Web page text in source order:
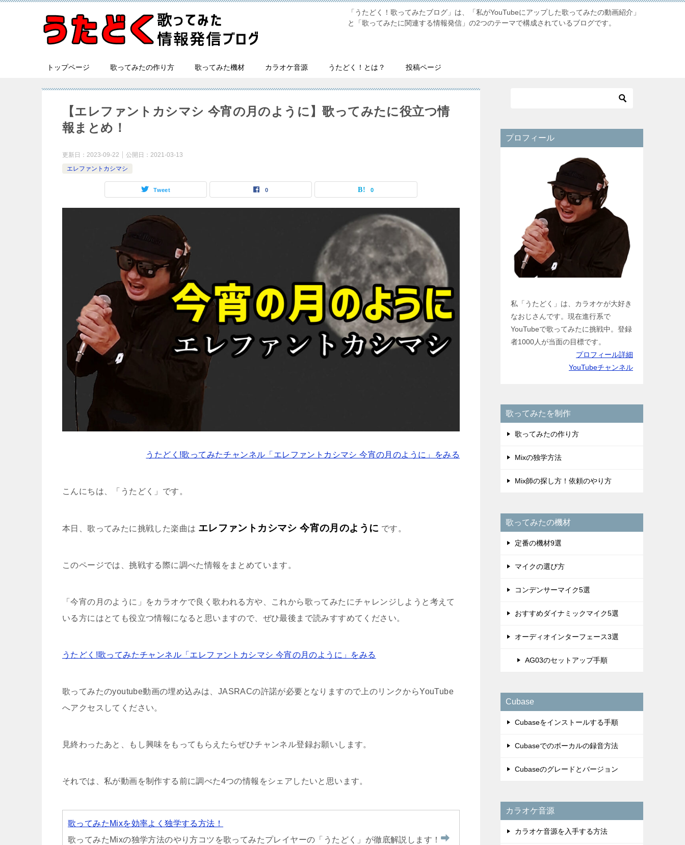
「うたどく！歌ってみたブログ」は、「私がYouTubeにアップした歌ってみたの動画紹介」
と「歌ってみたに関連する情報発信」の2つのテーマで構成されているブログです。
トップページ 歌ってみたの作り方 歌ってみた機材 カラオケ音源 うたどく！とは？ 投稿ページ
【エレファントカシマシ 今宵の月のように】歌ってみたに役立つ情
報まとめ！
更新日： 2023-09-22 公開日： 2021-03-13
エレファントカシマシ
Tweet 0 0
うたどく!歌ってみたチャンネル「エレファントカシマシ 今宵の月のように」をみる
こんにちは、「うたどく」です。
本日、歌ってみたに挑戦した楽曲は エレファントカシマシ 今宵の月のように です。
このページでは、挑戦する際に調べた情報をまとめています。
「今宵の月のように」をカラオケで良く歌われる方や、これから歌ってみたにチャレンジしようと考えて
いる方にはとても役立つ情報になると思いますので、ぜひ最後まで読みすすめてください。
うたどく!歌ってみたチャンネル「エレファントカシマシ 今宵の月のように」をみる
歌ってみたのyoutube動画の埋め込みは、JASRACの許諾が必要となりますので上のリンクからYouTube
へアクセスしてください。
見終わったあと、もし興味をもってもらえたらぜひチャンネル登録お願いします。
それでは、私が動画を制作する前に調べた4つの情報をシェアしたいと思います。
歌ってみたMixを効率よく独学する方法！
歌ってみたMixの独学方法のやり方コツを歌ってみたプレイヤーの「うたどく」が徹底解説します！
プロフィール
私「うたどく」は、カラオケが大好き
なおじさんです。現在進行系で
YouTubeで歌ってみたに挑戦中。登録
者1000人が当面の目標です。
プロフィール詳細
YouTubeチャンネル
歌ってみたを制作
歌ってみたの作り方
Mixの独学方法
Mix師の探し方！依頼のやり方
歌ってみたの機材
定番の機材9選
マイクの選び方
コンデンサーマイク5選
おすすめダイナミックマイク5選
オーディオインターフェース3選
AG03のセットアップ手順
Cubase
Cubaseをインストールする手順
Cubaseでのボーカルの録音方法
Cubaseのグレードとバージョン
カラオケ音源
カラオケ音源を入手する方法